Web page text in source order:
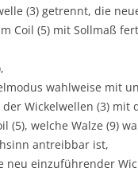
(3) getrennt, die
Coil (5) mit Sollmaß
wahlweise mit
Wickelwellen (3) mit
(5), welche Walze (9)
antreibbar ist,
einzuführender